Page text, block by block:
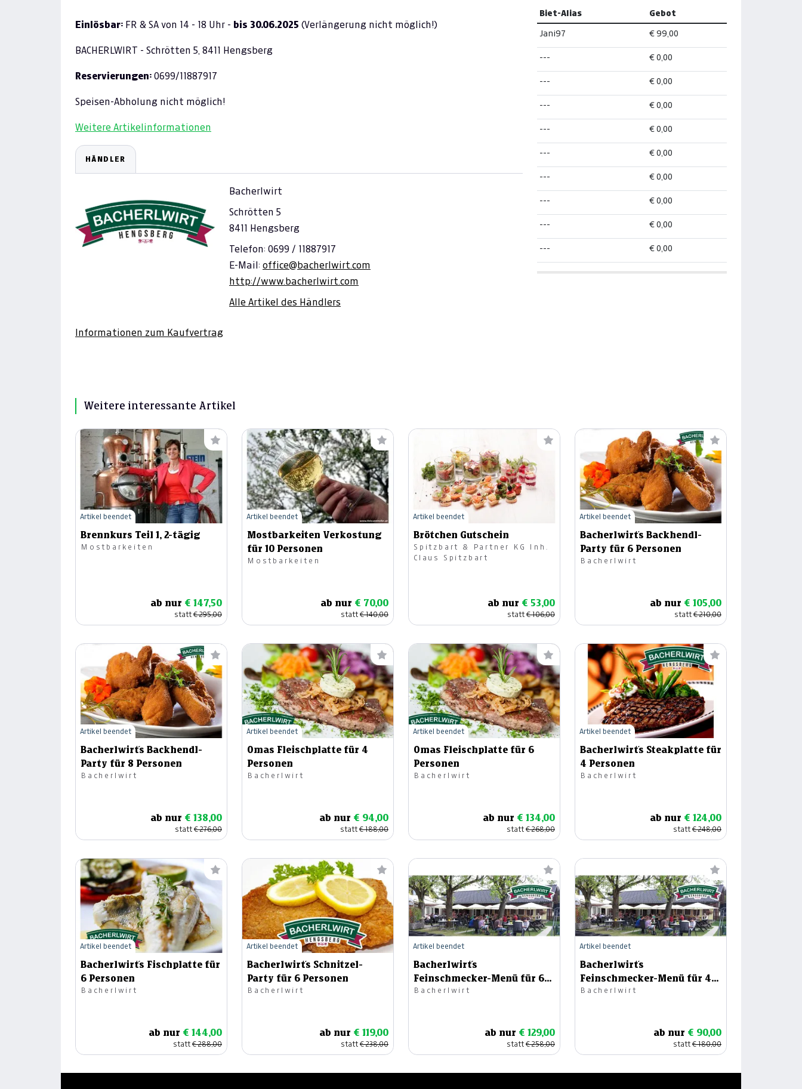
Einlösbar: FR & SA von 14 - 18 Uhr - bis 30.06.2025 (Verlängerung nicht möglich!)
BACHERLWIRT - Schrötten 5, 8411 Hengsberg
Reservierungen: 0699/11887917
Speisen-Abholung nicht möglich!
Weitere Artikelinformationen
HÄNDLER
Bacherlwirt
Schrötten 5
8411 Hengsberg
Telefon: 0699 / 11887917
E-Mail: office@bacherlwirt.com
http://www.bacherlwirt.com
Alle Artikel des Händlers
Informationen zum Kaufvertrag
Biet-Alias Gebot
Jani97 € 99,00
--- € 0,00
--- € 0,00
--- € 0,00
--- € 0,00
--- € 0,00
--- € 0,00
--- € 0,00
--- € 0,00
--- € 0,00
Weitere interessante Artikel
Brennkurs Teil 1, 2-tägig
Mostbarkeiten
ab nur € 147,50
statt€ 295,00
Artikel beendet
Mostbarkeiten Verkostung
für 10 Personen
Mostbarkeiten
ab nur € 70,00
statt€ 140,00
Artikel beendet
Brötchen Gutschein
Spitzbart & Partner KG Inh.
Claus Spitzbart
ab nur € 53,00
statt€ 106,00
Artikel beendet
Bacherlwirt´s Backhendl-
Party für 6 Personen
Bacherlwirt
ab nur € 105,00
statt€ 210,00
Artikel beendet
Bacherlwirt´s Backhendl-
Party für 8 Personen
Bacherlwirt
ab nur € 138,00
statt€ 276,00
Artikel beendet
Omas Fleischplatte für 4
Personen
Bacherlwirt
ab nur € 94,00
statt€ 188,00
Artikel beendet
Omas Fleischplatte für 6
Personen
Bacherlwirt
ab nur € 134,00
statt€ 268,00
Artikel beendet
Bacherlwirt´s Steakplatte für
4 Personen
Bacherlwirt
ab nur € 124,00
statt€ 248,00
Artikel beendet
Bacherlwirt´s Fischplatte für
6 Personen
Bacherlwirt
ab nur € 144,00
statt€ 288,00
Artikel beendet
Bacherlwirt´s Schnitzel-
Party für 6 Personen
Bacherlwirt
ab nur € 119,00
statt€ 238,00
Artikel beendet
Bacherlwirt´s
Feinschmecker-Menü für 6
Personen
Bacherlwirt
ab nur € 129,00
statt€ 258,00
Artikel beendet
Bacherlwirt´s
Feinschmecker-Menü für 4
Personen
Bacherlwirt
ab nur € 90,00
statt€ 180,00
Artikel beendet